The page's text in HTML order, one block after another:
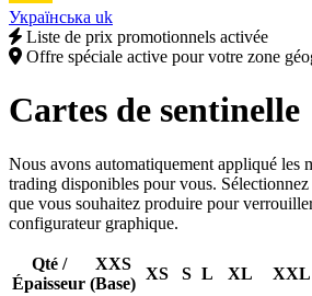
Українська uk
Liste de prix promotionnels activée
Offre spéciale active pour votre zone
Cartes de sentinelle
Nous avons automatiquement appliqué les
trading disponibles pour vous.
que vous souhaitez produire pour
configurateur graphique.
Qté /
Épaisseur
XXS
(Base)
XS S L XL XXL